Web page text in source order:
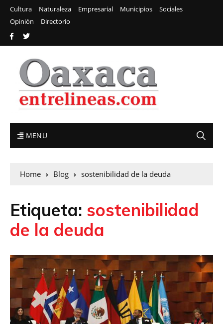
Cultura Naturaleza Empresarial Municipios
Sociales
Opinión
Directorio
MENU
Home Blog sostenibilidad de la deuda
Etiqueta: sostenibilidad
de la deuda